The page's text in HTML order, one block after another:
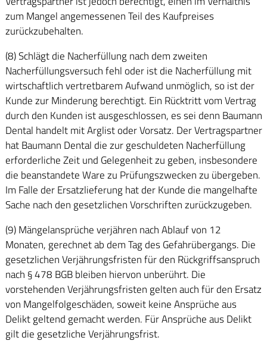
zum Mangel angemessenen Teil des Kaufpreises
zurückzubehalten.
(8) Schlägt die Nacherfüllung nach dem zweiten
Nacherfüllungsversuch fehl oder ist die Nacherfüllung mit
wirtschaftlich vertretbarem Aufwand unmöglich, so ist der
Kunde zur Minderung berechtigt. Ein Rücktritt vom Vertrag
durch den Kunden ist ausgeschlossen, es sei denn Baumann
Dental handelt mit Arglist oder Vorsatz. Der Vertragspartner
hat Baumann Dental die zur geschuldeten Nacherfüllung
erforderliche Zeit und Gelegenheit zu geben, insbesondere
die beanstandete Ware zu Prüfungszwecken zu übergeben.
Im Falle der Ersatzlieferung hat der Kunde die mangelhafte
Sache nach den gesetzlichen Vorschriften zurückzugeben.
(9) Mängelansprüche verjähren nach Ablauf von 12
Monaten, gerechnet ab dem Tag des Gefahrübergangs. Die
gesetzlichen Verjährungsfristen für den Rückgriffsanspruch
nach § 478 BGB bleiben hiervon unberührt. Die
vorstehenden Verjährungsfristen gelten auch für den Ersatz
von Mangelfolgeschäden, soweit keine Ansprüche aus
Delikt geltend gemacht werden. Für Ansprüche aus Delikt
gilt die gesetzliche Verjährungsfrist.